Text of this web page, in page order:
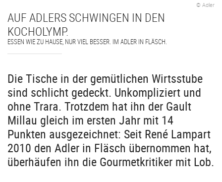
© Adler
AUF ADLERS SCHWINGEN IN DEN
KOCHOLYMP.
ESSEN WIE ZU HAUSE, NUR VIEL BESSER. IM ADLER IN FLÄSCH.
Die Tische in der gemütlichen Wirtsstube
sind schlicht gedeckt. Unkompliziert und
ohne Trara. Trotzdem hat ihn der Gault
Millau gleich im ersten Jahr mit 14
Punkten ausgezeichnet: Seit René Lampart
2010 den Adler in Fläsch übernommen hat,
überhäufen ihn die Gourmetkritiker mit Lob.